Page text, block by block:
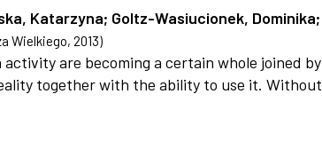
Katarzyna; Goltz-Wasiucionek, Dominika;
Wielkiego, 2013)
are becoming a certain whole joined by
together with the ability to use it. Without